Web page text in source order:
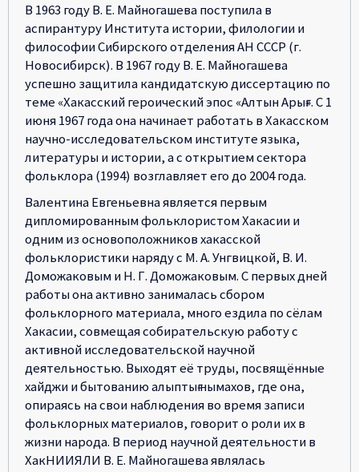
В 1963 году В. Е. Майногашева поступила в
аспирантуру Института истории, филологии и
философии Сибирского отделения АН СССР (г.
Новосибирск). В 1967 году В. Е. Майногашева
успешно защитила кандидатскую диссертацию по
теме «Хакасский героический эпос «Алтын Арығ». С 1
июня 1967 года она начинает работать в Хакасском
научно-исследовательском институте языка,
литературы и истории, а с открытием сектора
фольклора (1994) возглавляет его до 2004 года.
Валентина Евгеньевна является первым
дипломированным фольклористом Хакасии и
одним из основоположников хакасской
фольклористики наряду с М. А. Унгвицкой, В. И.
Доможаковым и Н. Г. Доможаковым. С первых дней
работы она активно занималась сбором
фольклорного материала, много ездила по сёлам
Хакасии, совмещая собирательскую работу с
активной исследовательской научной
деятельностью. Выходят её труды, посвящённые
хайджи и бытованию алыптығ нымахов, где она,
опираясь на свои наблюдения во время записи
фольклорных материалов, говорит о роли их в
жизни народа. В период научной деятельности в
ХакНИИЯЛИ В. Е. Майногашева являлась